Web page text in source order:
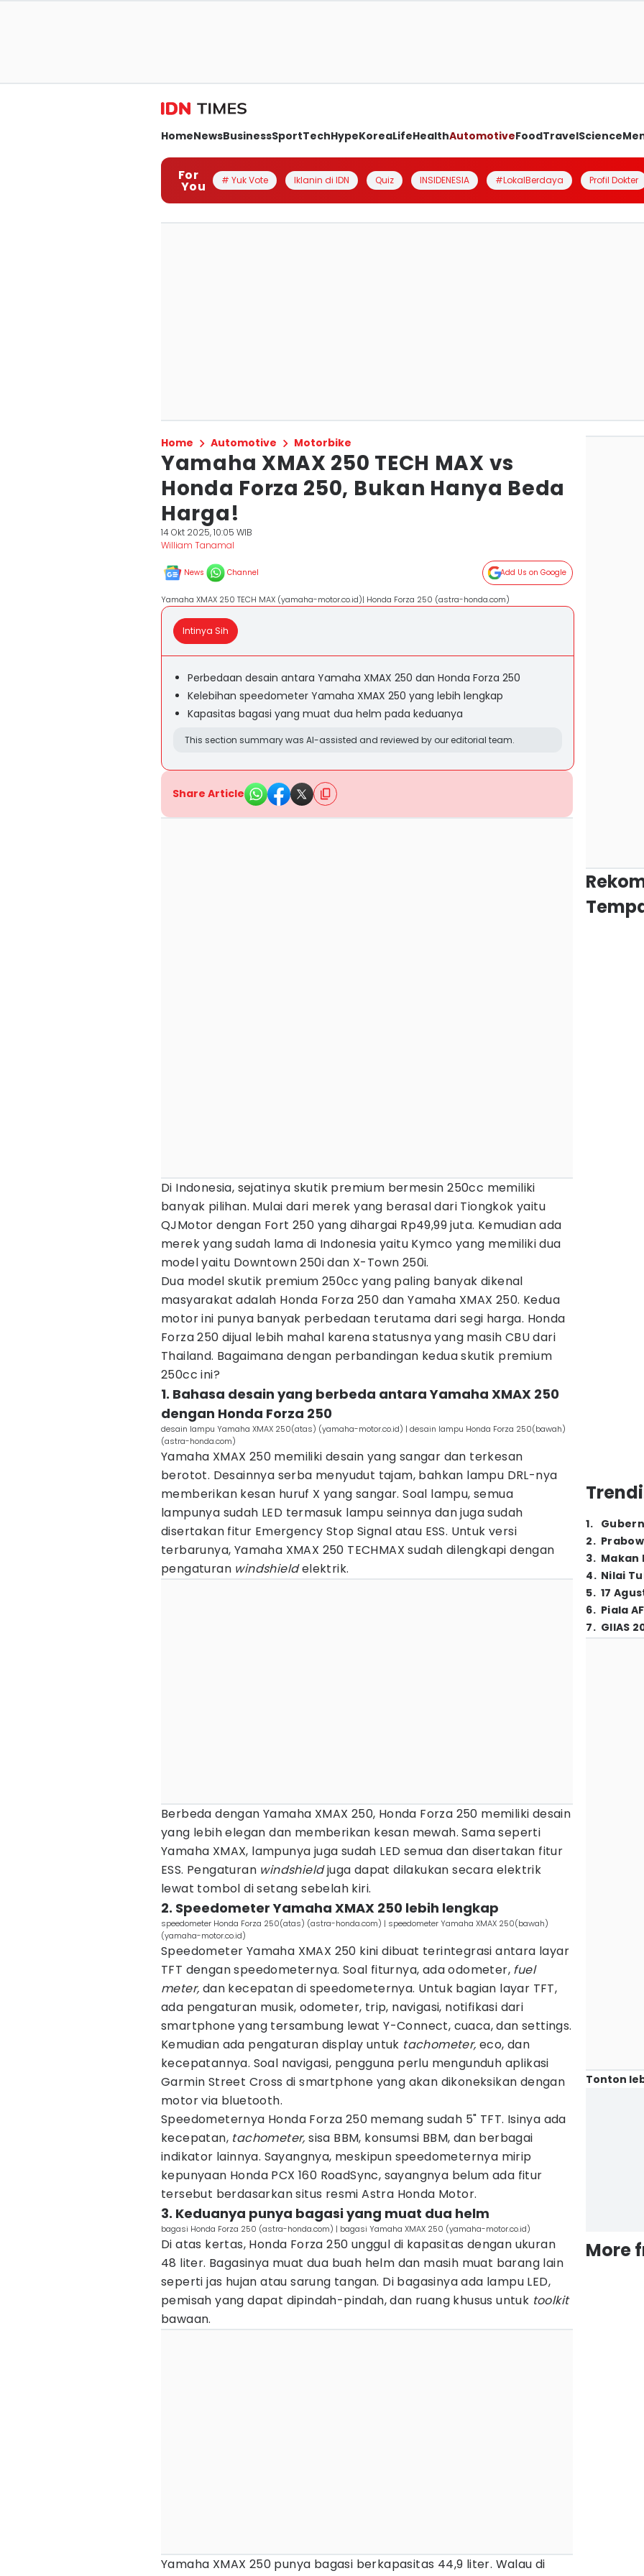
HomeNewsBusinessSportTechHypeKoreaLifeHealthAutomotiveFoodTravelScience
For
You # Yuk Vote Iklanin di IDN Quiz INSIDENESIA #LokalBerdaya Profil Dokter
Home Automotive Motorbike
Yamaha XMAX 250 TECH MAX vs
Honda Forza 250, Bukan Hanya Beda
Harga!
14 Okt 2025, 10:05 WIB
William Tanamal
News Channel Add Us on Google
Yamaha XMAX 250 TECH MAX (yamaha-motor.co.id)| Honda Forza 250 (astra-honda.com)
Intinya Sih
Perbedaan desain antara Yamaha XMAX 250 dan Honda Forza 250
Kelebihan speedometer Yamaha XMAX 250 yang lebih lengkap
Kapasitas bagasi yang muat dua helm pada keduanya
This section summary was AI-assisted and reviewed by our editorial team.
Share Article
Di Indonesia, sejatinya skutik premium bermesin 250cc memiliki
banyak pilihan. Mulai dari merek yang berasal dari Tiongkok yaitu
QJMotor dengan Fort 250 yang dihargai Rp49,99 juta. Kemudian ada
merek yang sudah lama di Indonesia yaitu Kymco yang memiliki dua
model yaitu Downtown 250i dan X-Town 250i.
Dua model skutik premium 250cc yang paling banyak dikenal
masyarakat adalah Honda Forza 250 dan Yamaha XMAX 250. Kedua
motor ini punya banyak perbedaan terutama dari segi harga. Honda
Forza 250 dijual lebih mahal karena statusnya yang masih CBU dari
Thailand. Bagaimana dengan perbandingan kedua skutik premium
250cc ini?
1. Bahasa desain yang berbeda antara Yamaha XMAX 250
dengan Honda Forza 250
desain lampu Yamaha XMAX 250(atas) (yamaha-motor.co.id) | desain lampu Honda Forza 250(bawah)
(astra-honda.com)
Yamaha XMAX 250 memiliki desain yang sangar dan terkesan
berotot. Desainnya serba menyudut tajam, bahkan lampu DRL-nya
memberikan kesan huruf X yang sangar. Soal lampu, semua
lampunya sudah LED termasuk lampu seinnya dan juga sudah
disertakan fitur Emergency Stop Signal atau ESS. Untuk versi
terbarunya, Yamaha XMAX 250 TECHMAX sudah dilengkapi dengan
pengaturan windshieldelektrik.
Berbeda dengan Yamaha XMAX 250, Honda Forza 250 memiliki desain
yang lebih elegan dan memberikan kesan mewah. Sama seperti
Yamaha XMAX, lampunya juga sudah LED semua dan disertakan fitur
ESS. Pengaturan windshieldjuga dapat dilakukan secara elektrik
lewat tombol di setang sebelah kiri.
2. Speedometer Yamaha XMAX 250 lebih lengkap
speedometer Honda Forza 250(atas) (astra-honda.com) | speedometer Yamaha XMAX 250(bawah)
(yamaha-motor.co.id)
Speedometer Yamaha XMAX 250 kini dibuat terintegrasi antara layar
TFT dengan speedometernya. Soal fiturnya, ada odometer, fuel
meter, dan kecepatan di speedometernya. Untuk bagian layar TFT,
ada pengaturan musik, odometer, trip, navigasi, notifikasi dari
smartphone yang tersambung lewat Y-Connect, cuaca, dan settings.
Kemudian ada pengaturan display untuk tachometer, eco, dan
kecepatannya. Soal navigasi, pengguna perlu mengunduh aplikasi
Garmin Street Cross di smartphone yang akan dikoneksikan dengan
motor via bluetooth.
Speedometernya Honda Forza 250 memang sudah 5" TFT. Isinya ada
kecepatan, tachometer,sisa BBM, konsumsi BBM, dan berbagai
indikator lainnya. Sayangnya, meskipun speedometernya mirip
kepunyaan Honda PCX 160 RoadSync, sayangnya belum ada fitur
tersebut berdasarkan situs resmi Astra Honda Motor.
3. Keduanya punya bagasi yang muat dua helm
bagasi Honda Forza 250 (astra-honda.com) | bagasi Yamaha XMAX 250 (yamaha-motor.co.id)
Di atas kertas, Honda Forza 250 unggul di kapasitas dengan ukuran
48 liter. Bagasinya muat dua buah helm dan masih muat barang lain
seperti jas hujan atau sarung tangan. Di bagasinya ada lampu LED,
pemisah yang dapat dipindah-pindah, dan ruang khusus untuk toolkit
bawaan.
Yamaha XMAX 250 punya bagasi berkapasitas 44,9 liter. Walau di
1.
2.
3. Makan
4. Nilai
5. 17
6. Piala
7. GIIAS
Tonton
More